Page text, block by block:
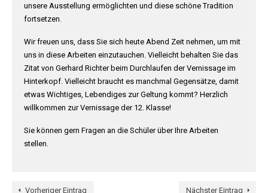
unsere Ausstellung ermöglichten und diese schöne Tradition
fortsetzen.
Wir freuen uns, dass Sie sich heute Abend Zeit nehmen, um mit
uns in diese Arbeiten einzutauchen. Vielleicht behalten Sie das
Zitat von Gerhard Richter beim Durchlaufen der Vernissage im
Hinterkopf. Vielleicht braucht es manchmal Gegensätze, damit
etwas Wichtiges, Lebendiges zur Geltung kommt? Herzlich
willkommen zur Vernissage der 12. Klasse!
Sie können gern Fragen an die Schüler über Ihre Arbeiten
stellen.
Vorheriger Eintrag Nächster Eintrag